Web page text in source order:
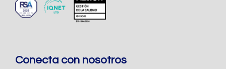
Conecta con nosotros